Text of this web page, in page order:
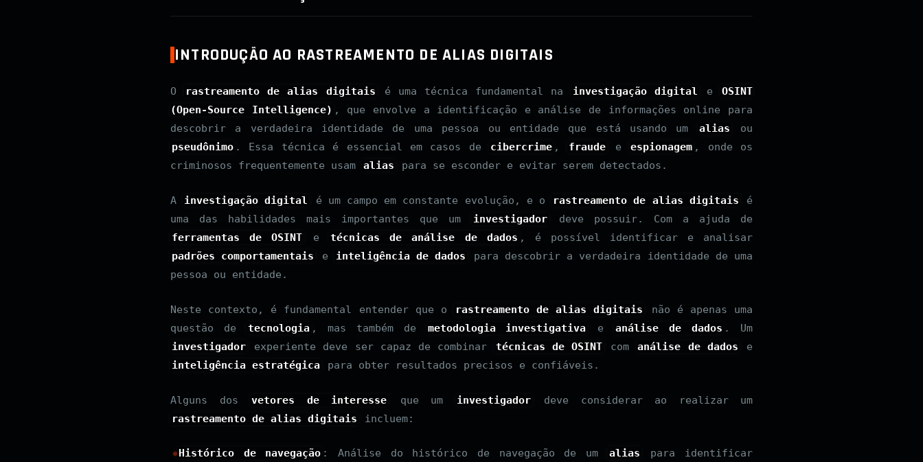
INTRODUÇÃO AO RASTREAMENTO DE ALIAS DIGITAIS
O rastreamento de alias digitais é uma técnica fundamental na investigação digital e
OSINT
(Open-Source Intelligence) , que envolve a identificação e análise de informações online para
descobrir a verdadeira identidade de uma pessoa ou entidade que está usando um
alias
ou
pseudônimo . Essa técnica é essencial em casos de cibercrime , fraude e espionagem , onde os
criminosos frequentemente usam
alias para se esconder e evitar serem detectados.
A investigação digital é um campo em constante evolução, e o rastreamento de alias digitais
é
uma das habilidades mais importantes que um
investigador
deve possuir. Com a ajuda de
ferramentas de OSINT
e técnicas de análise de dados , é possível identificar e analisar
padrões comportamentais
e inteligência de dados
para descobrir a verdadeira identidade de uma
pessoa ou entidade.
Neste contexto, é fundamental entender que o rastreamento de alias digitais
não é apenas uma
questão de
tecnologia , mas também de metodologia investigativa e análise de dados . Um
investigador
experiente deve ser capaz de combinar técnicas de OSINT com análise de dados
e
inteligência estratégica
para obter resultados precisos e confiáveis.
Alguns dos vetores de interesse que um investigador
deve considerar ao realizar um
rastreamento de alias digitais
incluem:
Histórico de navegação : Análise do histórico de navegação de um alias
para identificar